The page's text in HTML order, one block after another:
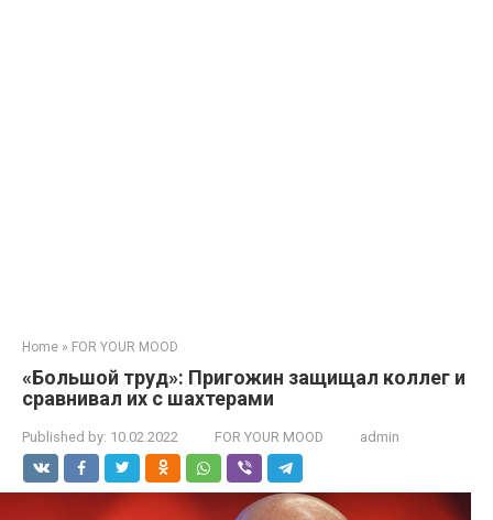
Home » FOR YOUR MOOD
«Большой труд»: Пригожин защищал коллег и
сравнивал их с шахтерами
Published by: 10.02.2022 FOR YOUR MOOD admin